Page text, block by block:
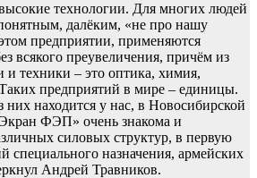
технологии. Для многих людей
далёким, «не про нашу
предприятии, применяются
всякого преувеличения, причём из
и техники – это оптика, химия,
предприятий в мире – единицы.
них находится у нас, в Новосибирской
ФЭП» очень знакома и
силовых структур, в первую
специального назначения, армейских
Андрей Травников.